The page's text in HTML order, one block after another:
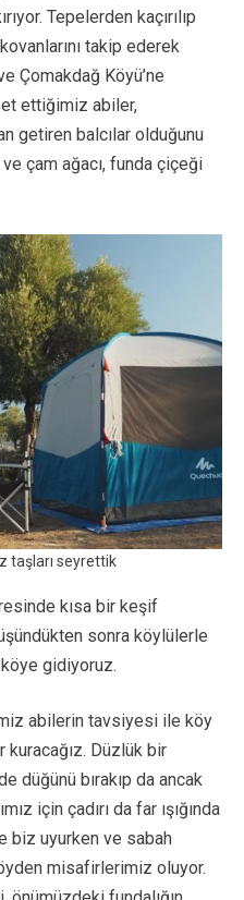
Tepelerden kaçırılıp
takip ederek
Çomakdağ Köyü’ne
ettiğimiz abiler,
getiren balcılar olduğunu
çam ağacı, funda çiçeği
taşları seyrettik
kısa bir keşif
sonra köylülerle
gidiyoruz.
abilerin tavsiyesi ile köy
kuracağız. Düzlük bir
düğünü bırakıp da ancak
için çadırı da far ışığında
biz uyurken ve sabah
misafirlerimiz oluyor.